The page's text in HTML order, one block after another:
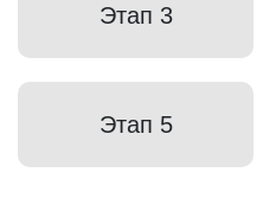
Этап 3
Этап 5